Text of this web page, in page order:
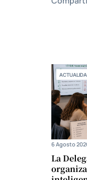
La
6 Agosto